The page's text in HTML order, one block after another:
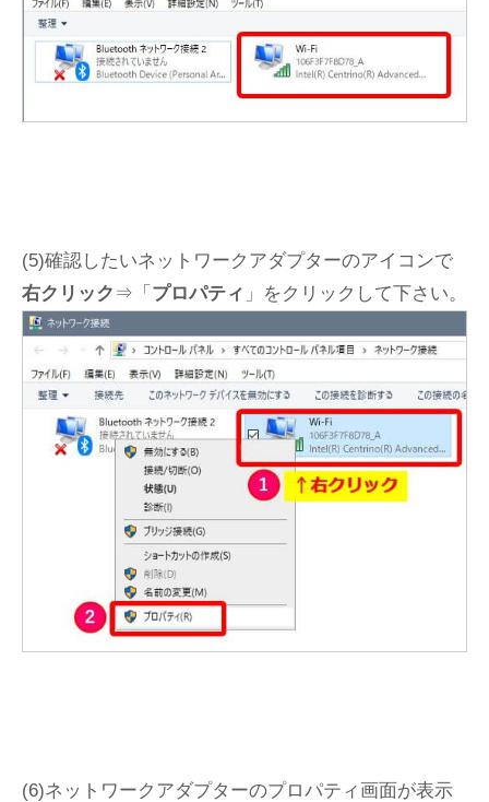
(5)確認したいネットワークアダプターのアイコンで
右クリック ⇒「 プロパティ 」をクリックして下さい。
(6)ネットワークアダプターのプロパティ画面が表示